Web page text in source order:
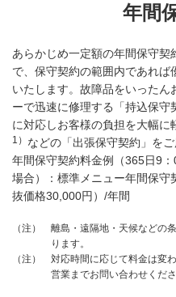
年間
あらかじめ一定額の年間保守契
で、保守契約の範囲内であれ
いたします。故障品をいったん
ーで迅速に修理する「持込保
に対応しお客様の負担を大幅
1） などの「出張保守契約」をご
年間保守契約料金例（365日9
場合）：標準メニュー年間保
抜価格30,000円）/年間
（注）
離島・遠隔地・天候などの
ります。
（注）
対応時間に応じて料金は変
営業までお問い合わせくださ